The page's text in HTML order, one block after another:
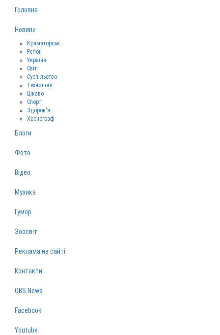
Головна
Новини
Краматорськ
Регіон
Україна
Світ
Суспільство
Технології
Цікаво
Спорт
Здоров‘я
Хронограф
Блоги
Фото
Відео
Музика
Гумор
Зоосвіт
Реклама на сайті
Контакти
OBS News
Facebook
Youtube